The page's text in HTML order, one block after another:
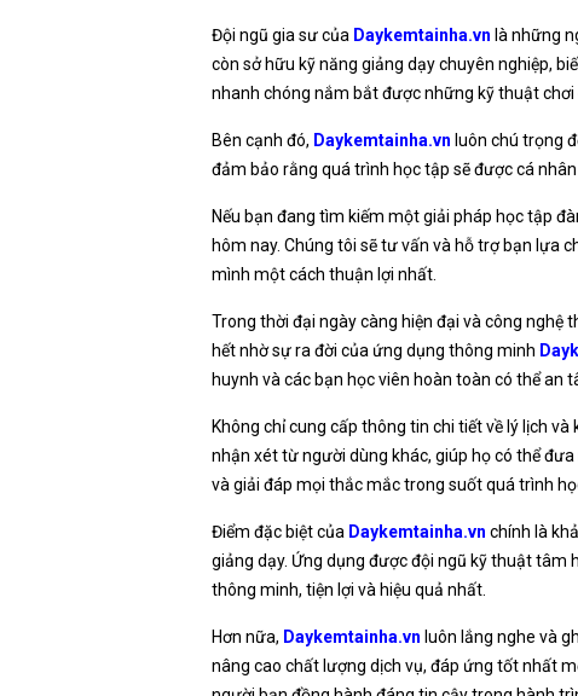
Đội ngũ gia sư của Daykemtainha.vn là những
còn sở hữu kỹ năng giảng dạy chuyên nghiệp,
nhanh chóng nắm bắt được những kỹ thuật
Bên cạnh đó, Daykemtainha.vn luôn chú trọng
đảm bảo rằng quá trình học tập sẽ được cá
Nếu bạn đang tìm kiếm một giải pháp học tập
hôm nay. Chúng tôi sẽ tư vấn và hỗ trợ bạn lựa
mình một cách thuận lợi nhất.
Trong thời đại ngày càng hiện đại và công nghệ
hết nhờ sự ra đời của ứng dụng thông minh
huynh và các bạn học viên hoàn toàn có thể an
Không chỉ cung cấp thông tin chi tiết về lý lịch
nhận xét từ người dùng khác, giúp họ có thể
và giải đáp mọi thắc mắc trong suốt quá trình
Điểm đặc biệt của Daykemtainha.vn chính là
giảng dạy. Ứng dụng được đội ngũ kỹ thuật
thông minh, tiện lợi và hiệu quả nhất.
Hơn nữa, Daykemtainha.vn luôn lắng nghe và
nâng cao chất lượng dịch vụ, đáp ứng tốt nhất